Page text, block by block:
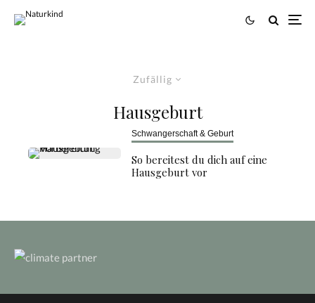
Zufällig
Hausgeburt
Schwangerschaft & Geburt
So bereitest du dich auf eine
Hausgeburt vor